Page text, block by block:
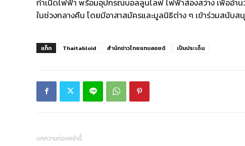
กำเนิดไฟฟ้า พร้อมอุปกรณ์บอลลูนไลฟ์ ไฟฟ้าส่องสว่าง เพื่ออำ
ในช่วงกลางคืน โดยมีอาสาสมัครและมูลนิธิต่าง ๆ เข้าร่วมสนับ
แท็ก Thaitabloid สำนักข่าวไทยแทบลอยด์ เป็นประเด็น
บทความก่อนหน้านี้